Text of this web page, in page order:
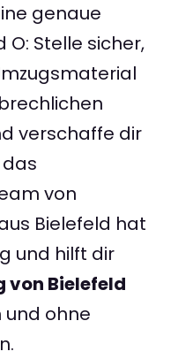
genaue
O: Stelle sicher,
verschaffe dir
von
Bielefeld hat
und hilft dir
von Bielefeld
und ohne